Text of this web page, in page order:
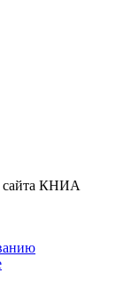
сайта КНИА